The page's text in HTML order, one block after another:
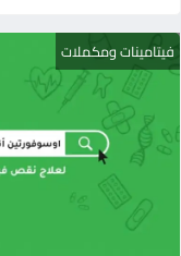
فيتامينات ومكملات